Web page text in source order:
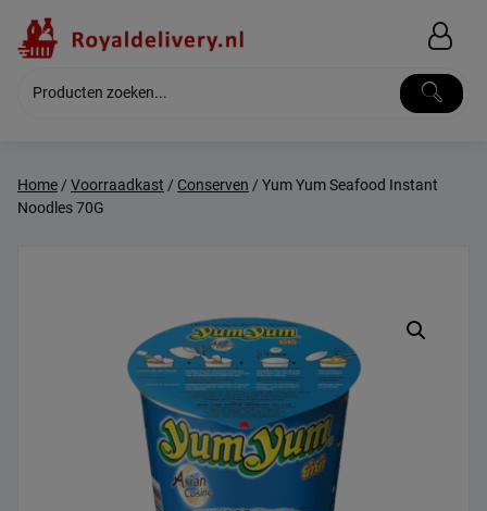
content
Home/ Voorraadkast / Conserven / Yum Yum Seafood Instant
Noodles 70G